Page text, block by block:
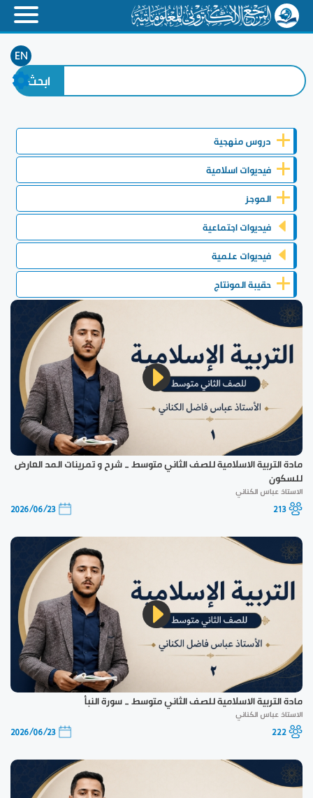
EN
دروس منهجية
فيديوات اسلامية
الموجز
فيديوات اجتماعية
فيديوات علمية
حقيبة المونتاج
مادة التربية الاسلامية للصف الثاني متوسط _ شرح و تمرينات المد العارض
للسكون
الاستاذ عباس الكناني
213
2026/06/23
مادة التربية الاسلامية للصف الثاني متوسط _ سورة النبأ
الاستاذ عباس الكناني
222
2026/06/23